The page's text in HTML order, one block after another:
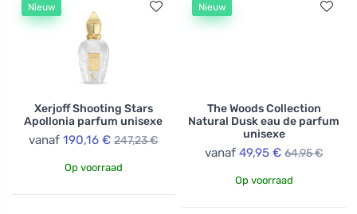
Nieuw
Xerjoff Shooting Stars
Apollonia parfum unisexe
vanaf 190,16 € 247,23 €
Op voorraad
Nieuw
The Woods Collection
Natural Dusk eau de parfum
unisexe
vanaf 49,95 € 64,95 €
Op voorraad